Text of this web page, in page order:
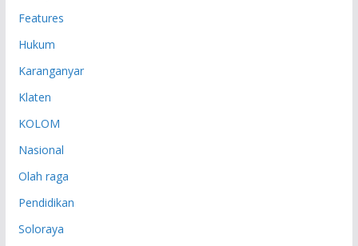
Features
Hukum
Karanganyar
Klaten
KOLOM
Nasional
Olah raga
Pendidikan
Soloraya